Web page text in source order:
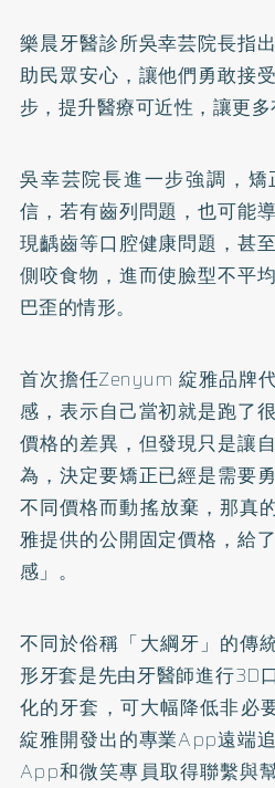
樂晨牙醫診所吳幸芸院長指
助民眾安心，讓他們勇敢接
步，提升醫療可近性，讓更多
吳幸芸院長進一步強調，
信，若有齒列問題，也可能
現齲齒等口腔健康問題，甚
側咬食物，進而使臉型不平
巴歪的情形。
首次擔任Zenyum 綻雅品牌
感，表示自己當初就是跑了
價格的差異，但發現只是讓
為，決定要矯正已經是需要
不同價格而動搖放棄，那真
雅提供的公開固定價格，給
感」。
不同於俗稱「大綱牙」的傳
形牙套是先由牙醫師進行3D
化的牙套，可大幅降低非必
綻雅開發出的專業App遠端
App和微笑專員取得聯繫與